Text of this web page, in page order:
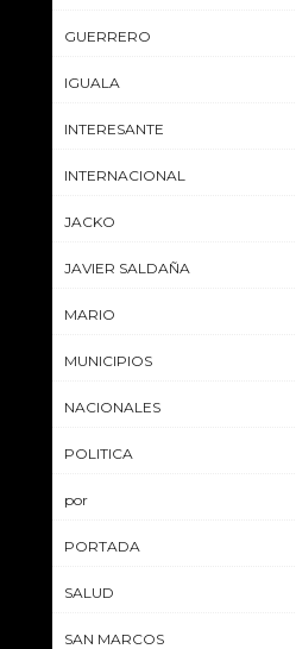
GUERRERO
IGUALA
INTERESANTE
INTERNACIONAL
JACKO
JAVIER SALDAÑA
MARIO
MUNICIPIOS
NACIONALES
POLITICA
por
PORTADA
SALUD
SAN MARCOS